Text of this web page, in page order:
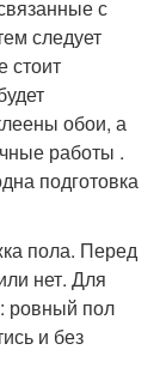
с
следует
стоит
обои, а
работы .
подготовка
пола. Перед
нет. Для
ровный пол
и без